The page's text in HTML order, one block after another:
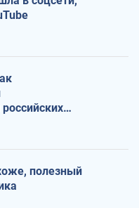
полезный